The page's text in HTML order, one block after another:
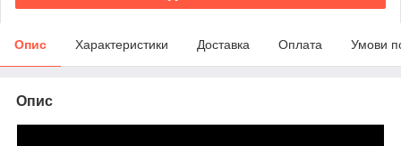
Опис Характеристики Доставка Оплата Умови
Опис